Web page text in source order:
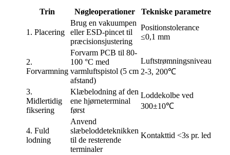
Trin Nøgleoperationer Tekniske parametre
1. Placering
Brug en vakuumpen
eller ESD-pincet til
præcisionsjustering
Positionstolerance
≤0,1 mm
2.
Forvarmning
Forvarm PCB til 80-
100 °C med
varmluftspistol (5 cm
afstand)
Luftstrømningsniveau
2-3, 200℃
3.
Midlertidig
fiksering
Klæbelodning af den
ene hjørneterminal
først
Loddekolbe ved
300±10℃
4. Fuld
lodning
Anvend
slæbeloddeteknikken
til de resterende
terminaler
Kontakttid <3s pr. led